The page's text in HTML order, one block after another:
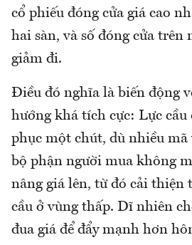
cổ phiếu đóng cửa giá cao
hai sàn, và số đóng cửa trên
giảm đi.
Điều đó nghĩa là biến động
hướng khá tích cực: Lực cầu
phục một chút, dù nhiều
bộ phận người mua không
nâng giá lên, từ đó cải thiện
cầu ở vùng thấp. Dĩ nhiên
đua giá để đẩy mạnh hơn